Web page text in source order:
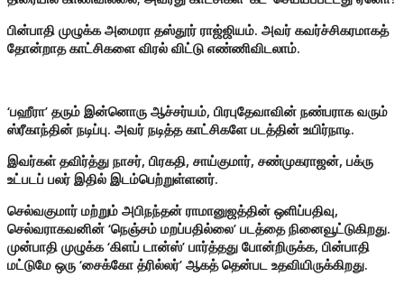
பின்பாதி முழுக்க அமைரா தஸ்தூர் ராஜ்ஜியம். அவர் கவர்ச்சிகரமாகத்
தோன்றாத காட்சிகளை விரல் விட்டு எண்ணிவிடலாம்.
‘பஹீரா’ தரும் இன்னொரு ஆச்சர்யம், பிரபுதேவாவின் நண்பராக வரும்
ஸ்ரீகாந்தின் நடிப்பு. அவர் நடித்த காட்சிகளே படத்தின் உயிர்நாடி.
இவர்கள் தவிர்த்து நாசர், பிரகதி, சாய்குமார், சண்முகராஜன், பக்ரு
உட்படப் பலர் இதில் இடம்பெற்றுள்ளனர்.
செல்வகுமார் மற்றும் அபிநந்தன் ராமானுஜத்தின் ஒளிப்பதிவு,
செல்வராகவனின் ‘நெஞ்சம் மறப்பதில்லை’ படத்தை நினைவூட்டுகிறது.
முன்பாதி முழுக்க ‘கிளப் டான்ஸ்’ பார்த்தது போன்றிருக்க, பின்பாதி
மட்டுமே ஒரு ‘சைக்கோ த்ரில்லர்’ ஆகத் தென்பட உதவியிருக்கிறது.